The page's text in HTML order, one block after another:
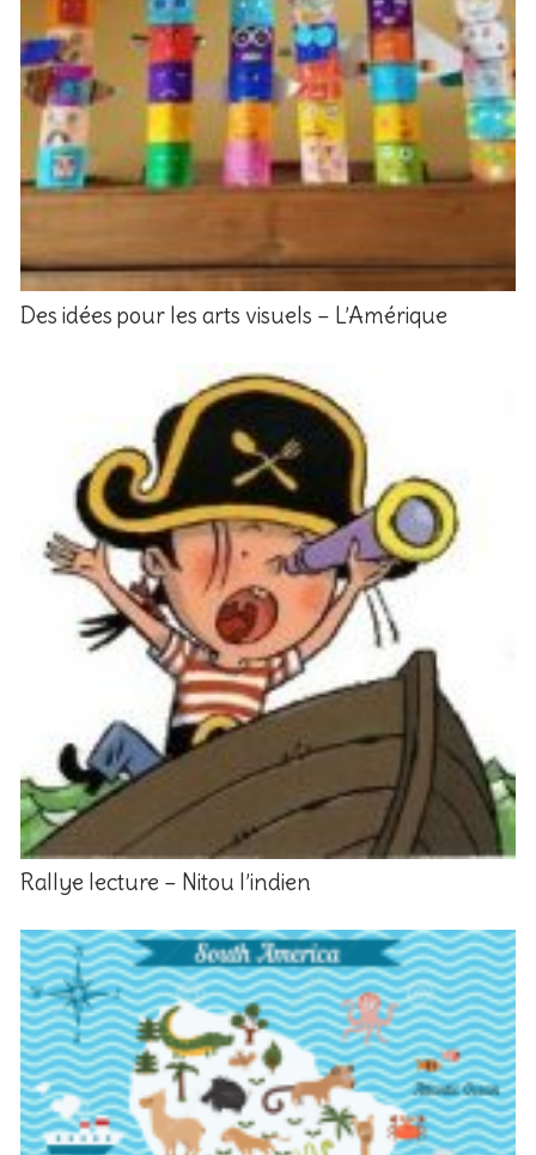
Des idées pour les arts visuels – L’Amérique
Rallye lecture – Nitou l’indien